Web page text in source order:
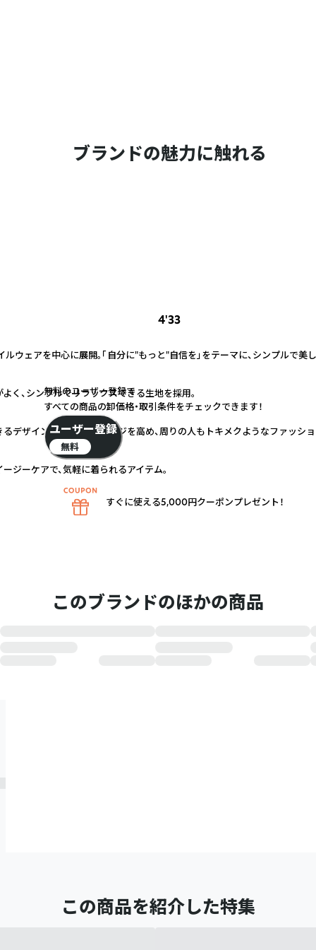
ブランドの魅力に触れる
4'33
ウェアを中心に展開。「自分に"もっと"自信を」をテーマに、シンプルで美
く、シンプルでリラックスできる生地を採用。
デザインと、セルフイメージを高め、周りの人もトキメクようなファッショ
ジーケアで、気軽に着られるアイテム。
このブランドのほかの商品
この商品を紹介した特集
無料のユーザー登録で
すべての商品の卸価格・取引条件をチェックできます！
ユーザー登録
無料
すぐに使える5,000円クーポンプレゼント！